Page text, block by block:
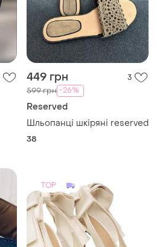
449 грн 3
599 грн -26%
Reserved
Шльопанці шкіряні reserved
38
TOP